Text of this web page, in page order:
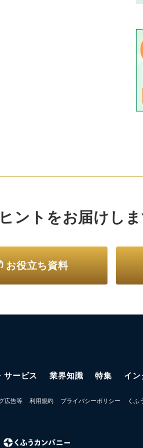
ントをお届けし
お役立ち資料
サービス 業界知識 特集 イン
広告等 利用規約 プライバシーポリシー くふ